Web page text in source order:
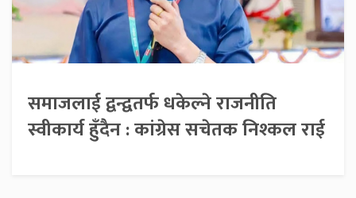
समाजलाई द्वन्द्वतर्फ धकेल्ने राजनीति
स्वीकार्य हुँदैन : कांग्रेस सचेतक निश्कल राई